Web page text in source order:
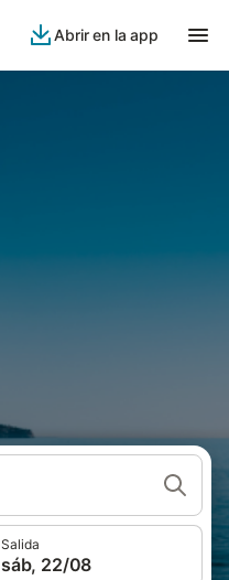
Abrir en la app
Salida
sáb, 22/08